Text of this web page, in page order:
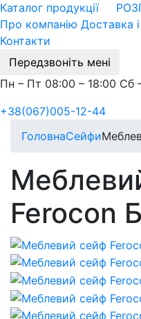
Каталог продукції
Про компанію Доставка
Контакти
Передзвоніть мені
Пн – Пт 08:00 – 18:00 Сб
+38(067)005-12-44
ГоловнаСейфи
Ferocon